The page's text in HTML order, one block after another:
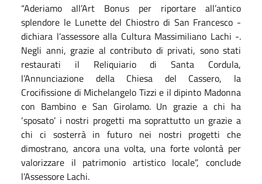
“Aderiamo all’Art Bonus per riportare all’antico
splendore le Lunette del Chiostro di San Francesco -
dichiara l’assessore alla Cultura Massimiliano Lachi -.
Negli anni, grazie al contributo di privati, sono stati
restaurati il Reliquiario di Santa Cordula,
l’Annunciazione della Chiesa del Cassero, la
Crocifissione di Michelangelo Tizzi e il dipinto Madonna
con Bambino e San Girolamo. Un grazie a chi ha
‘sposato’ i nostri progetti ma soprattutto un grazie a
chi ci sosterrà in futuro nei nostri progetti che
dimostrano, ancora una volta, una forte volontà per
valorizzare il patrimonio artistico locale”, conclude
l’Assessore Lachi.